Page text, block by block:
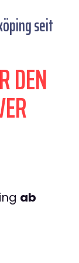
seit
DEN
ab